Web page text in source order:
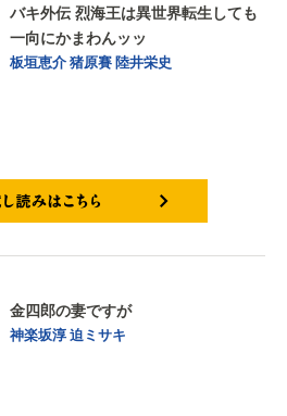
バキ外伝 烈海王は異世界転生しても
一向にかまわんッッ
板垣恵介猪原賽陸井栄史
金四郎の妻ですが
神楽坂淳迫ミサキ